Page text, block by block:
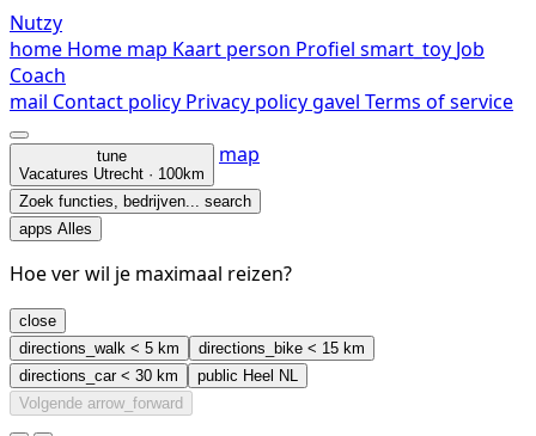
Nutzy
home Home map Kaart person Profiel smart_toy Job
Coach
mail Contact policy Privacy policygavel Terms of service
tune
Vacatures Utrecht · 100km
map
Zoek functies, bedrijven... search
apps Alles
Hoe ver wil je maximaal reizen?
close
directions_walk < 5 km directions_bike < 15 km
directions_car< 30 km public Heel NL
Volgende arrow_forward